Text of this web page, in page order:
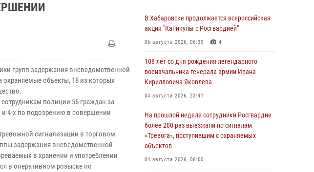
групп задержания вневедомственной
охраняемые объекты, 18 из которых
полиции 56 граждан за
4-х по подозрению в совершении
сигнализации в торговом
задержания вневедомственной
в хранении и употреблении
в оперативном розыске по
В Хабаровске продолжается всероссийская
акция "Каникулы с Росгвардией"
06 августа 2026, 06:33 4
108 лет со дня рождения легендарного
военачальника генерала армии Ивана
Кирилловича Яковлева
04 августа 2026, 23:41
На прошлой неделе сотрудники Росгвардии
более 280 раз выезжали по сигналам
«Тревога», поступившим с охраняемых
объектов
04 августа 2026, 06:00